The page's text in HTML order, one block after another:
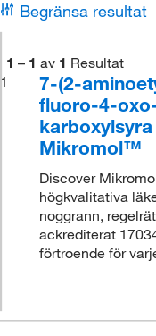
Begränsa resultat
1 – 1 av 1 Resultat
1
7-(2-
fluoro-4-
Mikromol™
Discover
högkvalitativa
noggrann,
ackrediterat
förtroende för